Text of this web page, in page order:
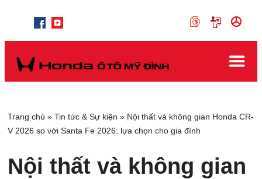
Trang chủ » Tin tức & Sự kiện » Nội thất và không gian Honda CR-
V 2026 so với Santa Fe 2026: lựa chọn cho gia đình
Nội thất và không gian